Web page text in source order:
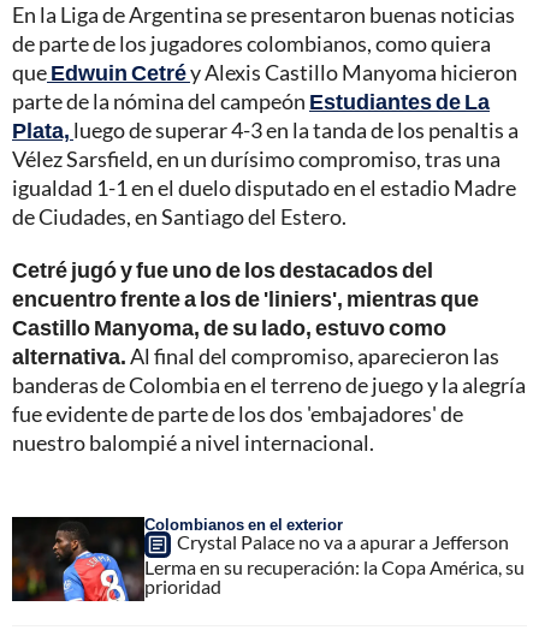
En la Liga de Argentina se presentaron buenas noticias
de parte de los jugadores colombianos, como quiera
queEdwuin Cetréy Alexis Castillo Manyoma hicieron
parte de la nómina del campeón Estudiantes de La
Plata, luego de superar 4-3 en la tanda de los penaltis a
Vélez Sarsfield, en un durísimo compromiso, tras una
igualdad 1-1 en el duelo disputado en el estadio Madre
de Ciudades, en Santiago del Estero.
Cetré jugó y fue uno de los destacados del
encuentro frente a los de 'liniers', mientras que
Castillo Manyoma, de su lado, estuvo como
alternativa.Al final del compromiso, aparecieron las
banderas de Colombia en el terreno de juego y la alegría
fue evidente de parte de los dos 'embajadores' de
nuestro balompié a nivel internacional.
Colombianos en el exterior
Crystal Palace no va a apurar a Jefferson
Lerma en su recuperación: la Copa América, su
prioridad